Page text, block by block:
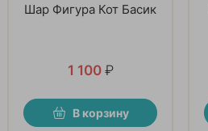
Шар Фигура Кот Басик
1 100 ₽
В корзину